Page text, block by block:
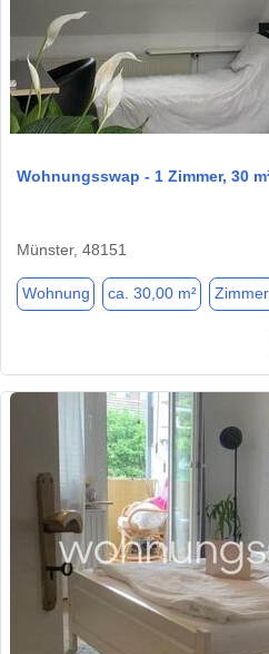
Wohnungsswap - 1 Zimmer, 30
Münster, 48151
Wohnung ca. 30,00 m²